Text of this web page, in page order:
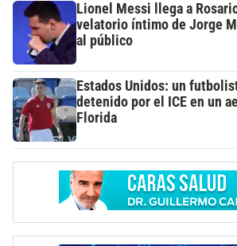
Lionel Messi llega a
velatorio íntimo de Jorge
al público
Estados Unidos: un
detenido por el ICE en un
Florida